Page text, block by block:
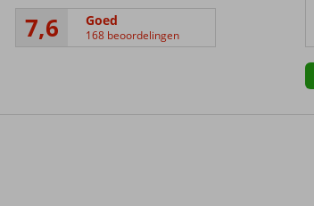
7,6 Goed
168 beoordelingen